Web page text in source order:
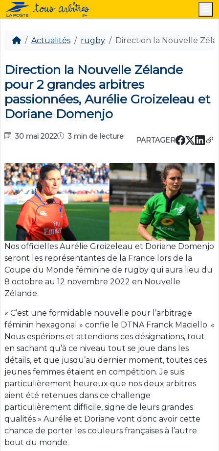
Actualités rugby Direction la Nouvelle
Direction la Nouvelle Zélande
pour 2 grandes arbitres
passionnées, Aurélie Groizeleau et
Doriane Domenjo
30 mai 2022 3 min de lecture PARTAGER
Nos officielles Aurélie Groizeleau et Doriane Domenjo
seront les représentantes de la France lors de la
Coupe du Monde féminine de rugby qui aura lieu du
8 octobre au 12 novembre 2022 en Nouvelle
Zélande.
« C’est une formidable nouvelle pour l’arbitrage
féminin hexagonal » confie le DTNA Franck Maciello. «
Nous espérions et attendions ces désignations, tout
en sachant qu’à ce niveau tout se joue dans les
détails, et que jusqu’au dernier moment, toutes ces
jeunes femmes étaient en compétition. Je suis
particulièrement heureux que nos deux arbitres
aient été retenues dans ce challenge
particulièrement difficile, signe de leurs grandes
qualités » Aurélie et Doriane vont donc avoir cette
chance de porter les couleurs françaises à l’autre
bout du monde.